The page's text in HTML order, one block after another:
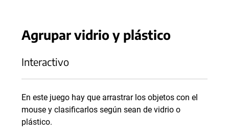
Agrupar vidrio y plástico
Interactivo
En este juego hay que arrastrar los objetos con el
mouse y clasificarlos según sean de vidrio o
plástico.